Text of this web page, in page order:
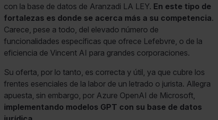
con la base de datos de Aranzadi LA LEY. En este tipo de
fortalezas es donde se acerca más a su competencia.
Carece, pese a todo, del elevado número de
funcionalidades específicas que ofrece Lefebvre, o de la
eficiencia de Vincent AI para grandes corporaciones.
Su oferta, por lo tanto, es correcta y útil, ya que cubre los
frentes esenciales de la labor de un letrado o jurista. Allegra
apuesta, sin embargo, por Azure OpenAI de Microsoft,
implementando modelos GPT con su base de datos